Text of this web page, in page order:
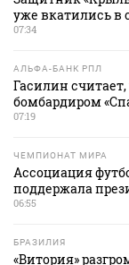
уже вкатились в
07:34
АЛЬФА-БАНК РПЛ
Гасилин
бомбардиром
07:19
ЧЕМПИОНАТ МИРА
Ассоциация
поддержала
06:55
БРАЗИЛИЯ
«Витория»